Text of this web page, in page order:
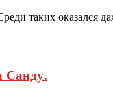
таких оказался
Санду.